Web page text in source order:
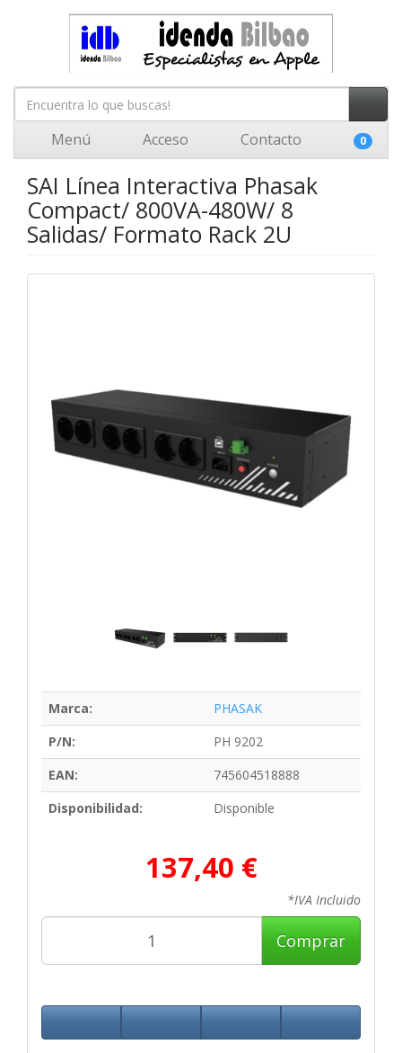
Menú Acceso Contacto 0
SAI Línea Interactiva Phasak
Compact/ 800VA-480W/ 8
Salidas/ Formato Rack 2U
Marca:
PHASAK
P/N:
PH 9202
EAN:
745604518888
Disponibilidad:
Disponible
137,40 €
*IVA Incluido
Comprar